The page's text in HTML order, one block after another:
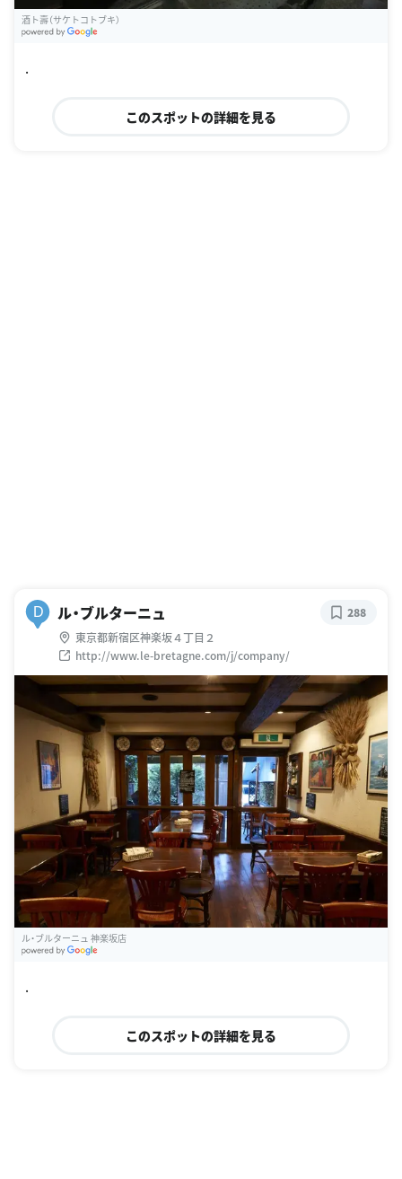
酒ト壽（サケトコトブキ）
.
このスポットの詳細を見る
D ル・ブルターニュ
東京都新宿区神楽坂４丁目２
http://www.le-bretagne.com/j/company/
288
ル・ブルターニュ 神楽坂店
.
このスポットの詳細を見る